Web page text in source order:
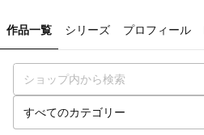
作品一覧 シリーズ プロフィール